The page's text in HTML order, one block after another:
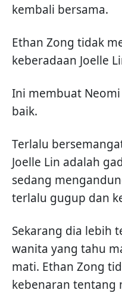
kembali bersama.
Ethan Zong tidak
keberadaan Joelle
Ini membuat
baik.
Terlalu
Joelle Lin adalah
sedang
terlalu gugup dan
Sekarang dia lebih
wanita yang tahu
mati. Ethan Zong
kebenaran tentang